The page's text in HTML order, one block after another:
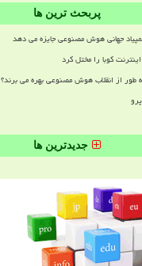
پربحث ترین ها
جهانی هوش مصنوعی جایزه می دهد
کوبا را مختل کرد
از انقلاب هوش مصنوعی بهره می برند؟
جدیدترین ها